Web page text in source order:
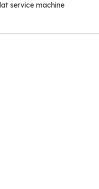
service machine